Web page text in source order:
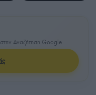
στην Αναζήτηση Google